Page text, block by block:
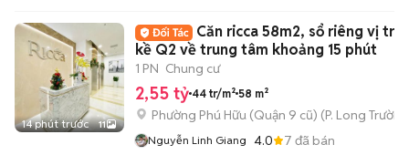
14 phút trước 11
Căn ricca 58m2, sổ riêng vị trí
kề Q2 về trung tâm khoảng 15 phút
1 PN Chung cư
2,55 tỷ 44 tr/m² 58 m²
Phường Phú Hữu (Quận 9 cũ) (P. Long Trường
Nguyễn Linh Giang 4.0 7 đã bán